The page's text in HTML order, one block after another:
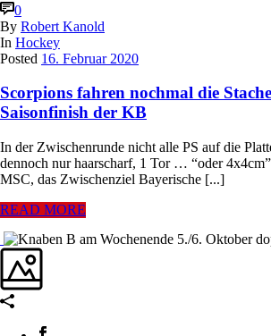
0
By Robert Kanold
In Hockey
Posted 16. Februar 2020
Scorpions fahren nochmal die
Saisonfinish der KB
In der Zwischenrunde nicht alle PS auf die
dennoch nur haarscharf, 1 Tor … “oder
MSC, das Zwischenziel Bayerische [...]
READ MORE